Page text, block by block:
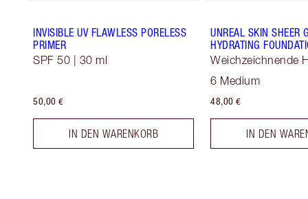
INVISIBLE UV FLAWLESS PORELESS
PRIMER
SPF 50 | 30 ml
50,00 €
IN DEN WARENKORB
UNREAL SKIN SHEER
HYDRATING
Weichzeichnende
6 Medium
48,00 €
IN DEN